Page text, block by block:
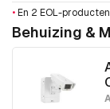
• En 2 EOL-producten
Behuizing &